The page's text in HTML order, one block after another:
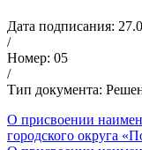
Дата подписания:
/
Номер: 05
/
Тип документа:
О присвоении
городского округа